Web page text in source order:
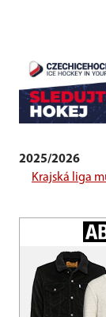
2025/2026
Krajská liga